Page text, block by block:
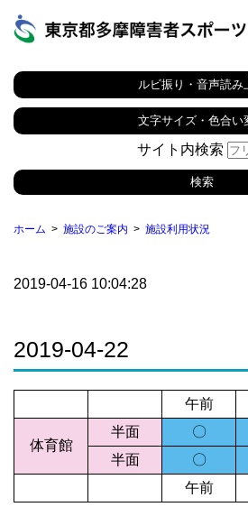
ルビ振り・音声読み
文字サイズ・色合い
サイト内検索
ホーム 施設のご案内 施設利用状況
2019-04-16 10:04:28
2019-04-22
午前
体育館
半面 〇
半面
〇
午前